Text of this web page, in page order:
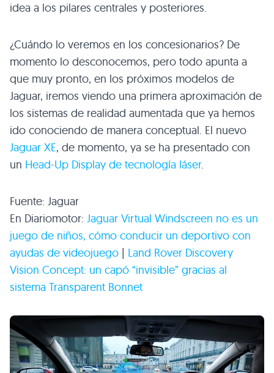
idea a los pilares centrales y posteriores.
¿Cuándo lo veremos en los concesionarios? De
momento lo desconocemos, pero todo apunta a
que muy pronto, en los próximos modelos de
Jaguar, iremos viendo una primera aproximación de
los sistemas de realidad aumentada que ya hemos
ido conociendo de manera conceptual. El nuevo
Jaguar XE, de momento, ya se ha presentado con
un Head-Up Display de tecnología láser.
Fuente: Jaguar
En Diariomotor: Jaguar Virtual Windscreen no es un
juego de niños, cómo conducir un deportivo con
ayudas de videojuego | Land Rover Discovery
Vision Concept: un capó “invisible” gracias al
sistema Transparent Bonnet